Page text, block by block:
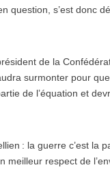
question, s’est donc
de la
surmonter pour
de l’équation et
: la guerre c’est la
meilleur respect de